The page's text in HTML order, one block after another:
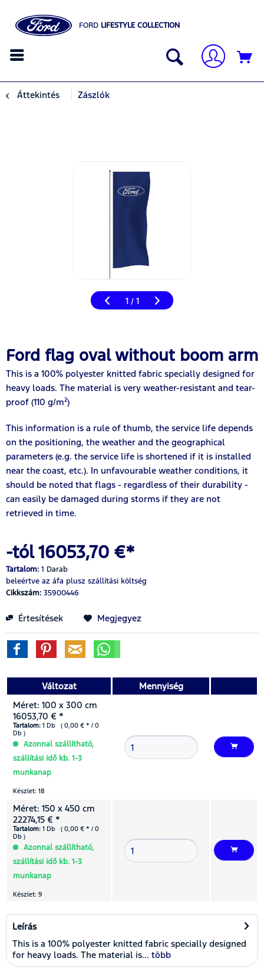
FORD LIFESTYLE COLLECTION
Áttekintés Zászlók
1 / 1
Ford flag oval without boom arm
This is a 100% polyester knitted fabric specially designed for
heavy loads. The material is very weather-resistant and tear-
proof (110 g/m²)
This information is a rule of thumb, the service life depends
on the positioning, the weather and the geographical
parameters (e.g. the service life is shortened if it is installed
near the coast, etc.). In unfavourable weather conditions, it
should be noted that flags - regardless of their durability -
can easily be damaged during storms if they are not
retrieved in time.
-tól 16053,70 €*
Tartalom: 1 Darab
beleértve az áfa plusz szállítási költség
Cikkszám: 35900446
Értesítések Megjegyez
Változat
Mennyiség
Méret: 100 x 300 cm
16053,70 € *
Tartalom: 1 Db ( 0,00 € * / 0
Db )
Azonnal szállítható,
szállítási idő kb. 1-3
munkanap
Készlet: 18
Méret: 150 x 450 cm
22274,15 € *
Tartalom: 1 Db ( 0,00 € * / 0
Db )
Azonnal szállítható,
szállítási idő kb. 1-3
munkanap
Készlet: 9
Leírás
This is a 100% polyester knitted fabric specially designed
for heavy loads. The material is... több